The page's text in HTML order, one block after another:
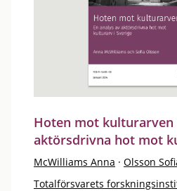
Hoten mot kulturarven
aktörsdrivna hot mot
McWilliams Anna · Olsson
Totalförsvarets